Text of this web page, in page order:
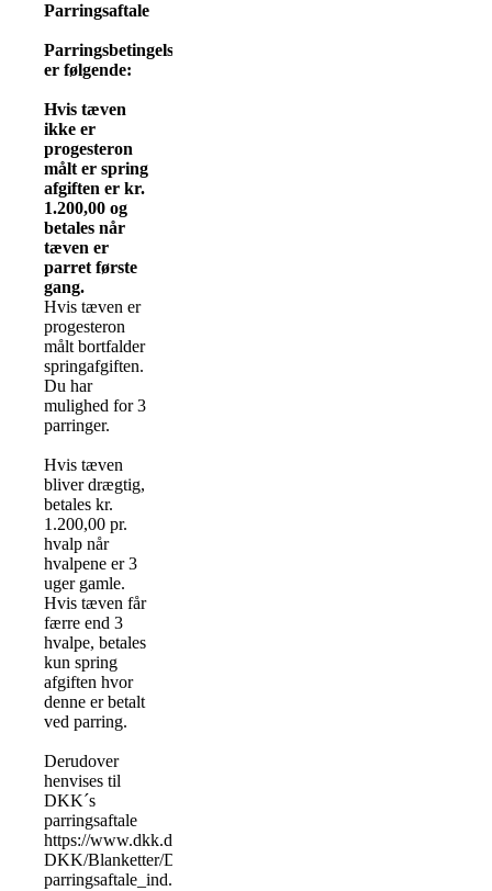
Parringsaftale
Parringsbetingelserne
er følgende:
Hvis tæven
ikke er
progesteron
målt er spring
afgiften er kr.
1.200,00 og
betales når
tæven er
parret første
gang.
Hvis tæven er
progesteron
målt bortfalder
springafgiften.
Du har
mulighed for 3
parringer.
Hvis tæven
bliver drægtig,
betales kr.
1.200,00 pr.
hvalp når
hvalpene er 3
uger gamle.
Hvis tæven får
færre end 3
hvalpe, betales
kun spring
afgiften hvor
denne er betalt
ved parring.
Derudover
henvises til
DKK´s
parringsaftale
https://www.dkk.dk/uploads/documents/Om-
DKK/Blanketter/DKK-
parringsaftale_ind.pdf